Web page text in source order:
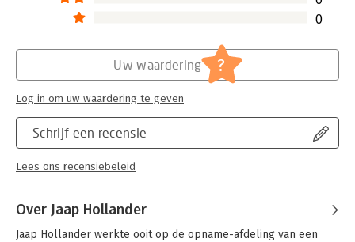
combineren van verschillende werkvormen stuent op inzicht in
de achterliggende principes.
wetenschap. De methode is evenzeer technisch als poëtisch;
theorie en praktijk vormen een geheel. Vanuit deze visie
hebben beide 'Europese NLP-pioniers', samen met hun collega
Anneke Meijer, het grootste deel van de Nederlandse
voor het eerst tot in details onderbouwd, op een wijze die
zowel de geoefende als de beginnende gebruiker aanspreekt.
0
Schrijf een recensie
Lees ons recensiebeleid
Uw waardering ?
Log in om uw waardering te geven
Over Jaap Hollander
Jaap Hollander werkte ooit op de opname-afdeling van een